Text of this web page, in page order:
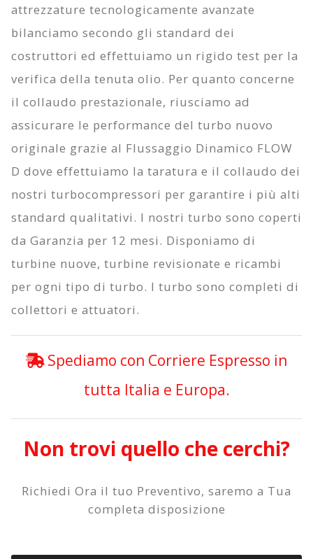
attrezzature tecnologicamente avanzate
bilanciamo secondo gli standard dei
costruttori ed effettuiamo un rigido test per la
verifica della tenuta olio. Per quanto concerne
il collaudo prestazionale, riusciamo ad
assicurare le performance del turbo nuovo
originale grazie al Flussaggio Dinamico FLOW
D dove effettuiamo la taratura e il collaudo dei
nostri turbocompressori per garantire i più alti
standard qualitativi. I nostri turbo sono coperti
da Garanzia per 12 mesi. Disponiamo di
turbine nuove, turbine revisionate e ricambi
per ogni tipo di turbo. I turbo sono completi di
collettori e attuatori.
Spediamo con Corriere Espresso in
tutta Italia e Europa.
Non trovi quello che cerchi?
Richiedi Ora il tuo Preventivo, saremo a Tua
completa disposizione